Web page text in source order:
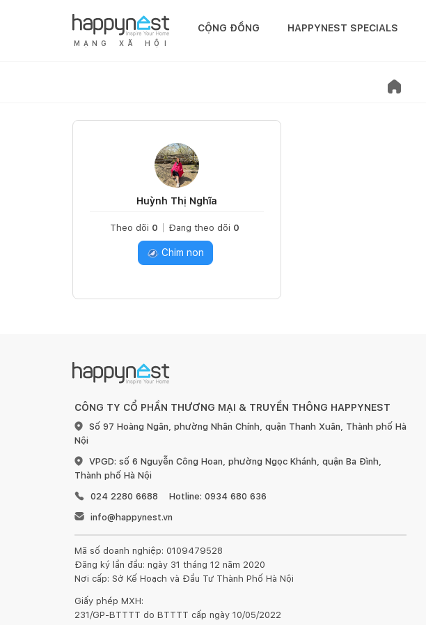
M Ạ N G X Ã H Ộ I
CỘNG ĐỒNG HAPPYNEST SPECIALS
Huỳnh Thị Nghĩa
Theo dõi 0 Đang theo dõi 0
Chim non
CÔNG TY CỔ PHẦN THƯƠNG MẠI & TRUYỀN THÔNG HAPPYNEST
Số 97 Hoàng Ngân, phường Nhân Chính, quận Thanh Xuân, Thành phố Hà
Nội
VPGD: số 6 Nguyễn Công Hoan, phường Ngọc Khánh, quận Ba Đình,
Thành phố Hà Nội
024 2280 6688
Hotline: 0934 680 636
info@happynest.vn
Mã số doanh nghiệp: 0109479528
Đăng ký lần đầu: ngày 31 tháng 12 năm 2020
Nơi cấp: Sở Kế Hoạch và Đầu Tư Thành Phố Hà Nội
Giấy phép MXH:
231/GP-BTTTT do BTTTT cấp ngày 10/05/2022